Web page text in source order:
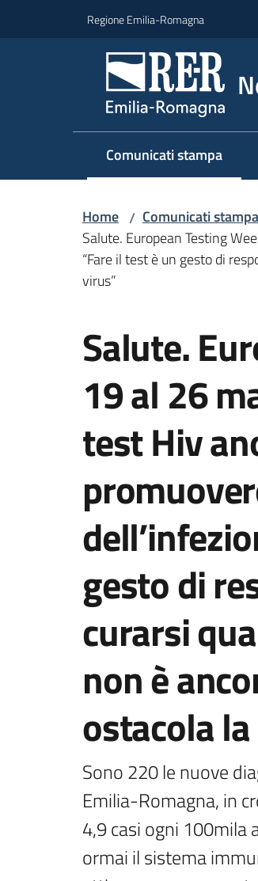
Regione Emilia-Romagna
Comunicati stampa
Menu selezionato
Home / Comunicati stampa
Salute. European Testing
“Fare il test è un gesto di
virus”
Salute.
19 al 26
test Hiv
gesto di
curarsi
non è
ostacola
Sono 220 le nuove
Emilia-Romagna, in
4,9 casi ogni 100mila
ormai il sistema